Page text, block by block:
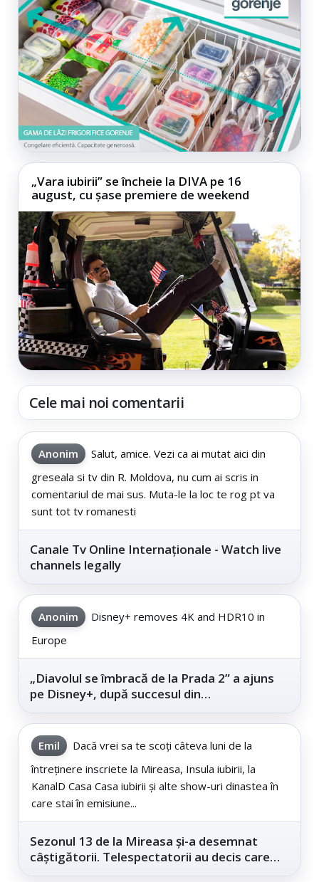
„Vara iubirii” se încheie la DIVA pe 16
august, cu șase premiere de weekend
Cele mai noi comentarii
Anonim
Salut, amice. Vezi ca ai mutat aici din
greseala si tv din R. Moldova, nu cum ai scris in
comentariul de mai sus. Muta-le la loc te rog pt va
sunt tot tv romanesti
Canale Tv Online Internaționale - Watch live
channels legally
Anonim
Disney+ removes 4K and HDR10 in
Europe
„Diavolul se îmbracă de la Prada 2” a ajuns
pe Disney+, după succesul din
Emil
Dacă vrei sa te scoți câteva luni de la
întreținere inscriete la Mireasa, Insula iubirii, la
KanalD Casa Casa iubirii și alte show-uri dinastea în
care stai în emisiune...
Sezonul 13 de la Mireasa și-a desemnat
câștigătorii. Telespectatorii au decis care